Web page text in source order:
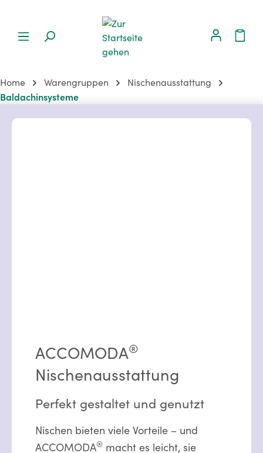
Home Warengruppen Nischenausstattung
Baldachinsysteme
ACCOMODA®
Nischenausstattung
Perfekt gestaltet und genutzt
Nischen bieten viele Vorteile – und
ACCOMODA® macht es leicht, sie